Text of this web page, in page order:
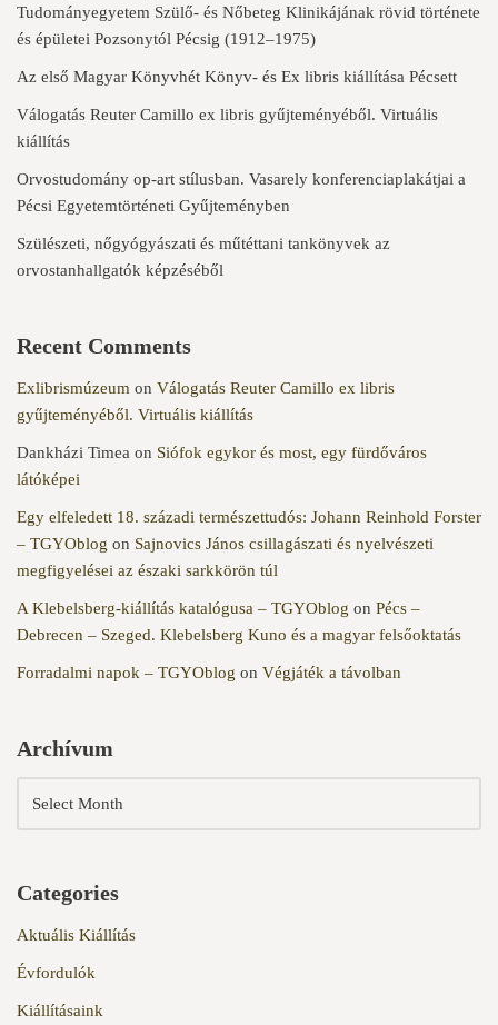
Tudományegyetem Szülő- és Nőbeteg Klinikájának rövid története
és épületei Pozsonytól Pécsig (1912–1975)
Az első Magyar Könyvhét Könyv- és Ex libris kiállítása Pécsett
Válogatás Reuter Camillo ex libris gyűjteményéből. Virtuális
kiállítás
Orvostudomány op-art stílusban. Vasarely konferenciaplakátjai a
Pécsi Egyetemtörténeti Gyűjteményben
Szülészeti, nőgyógyászati és műtéttani tankönyvek az
orvostanhallgatók képzéséből
Recent Comments
Exlibrismúzeum on Válogatás Reuter Camillo ex libris
gyűjteményéből. Virtuális kiállítás
Dankházi Timea on Siófok egykor és most, egy fürdőváros
látóképei
Egy elfeledett 18. századi természettudós: Johann Reinhold Forster
– TGYOblog on Sajnovics János csillagászati és nyelvészeti
megfigyelései az északi sarkkörön túl
A Klebelsberg-kiállítás katalógusa – TGYOblog on Pécs –
Debrecen – Szeged. Klebelsberg Kuno és a magyar felsőoktatás
Forradalmi napok – TGYOblog on Végjáték a távolban
Archívum
Categories
Aktuális Kiállítás
Évfordulók
Kiállításaink